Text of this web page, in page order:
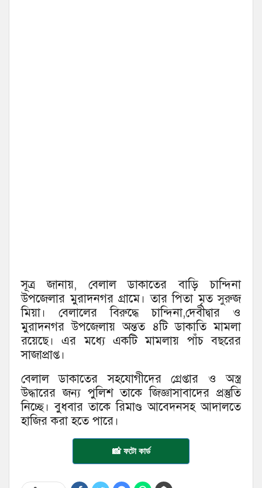
সূত্র জানায়, বেলাল ডাকাতের বাড়ি চান্দিনা
উপজেলার মুরাদনগর গ্রামে। তার পিতা মৃত সুরুজ
মিয়া। বেলালের বিরুদ্ধে চান্দিনা,দেবীদ্বার ও
মুরাদনগর উপজেলায় অন্তত ৪টি ডাকাতি মামলা
রয়েছে। এর মধ্যে একটি মামলায় পাঁচ বছরের
সাজাপ্রাপ্ত।
বেলাল ডাকাতের সহযোগীদের গ্রেপ্তার ও অস্ত্র
উদ্ধারের জন্য পুলিশ তাকে জিজ্ঞাসাবাদের প্রস্তুতি
নিচ্ছে। বুধবার তাকে রিমাণ্ড আবেদনসহ আদালতে
হাজির করা হতে পারে।
📸 ফটো কার্ড